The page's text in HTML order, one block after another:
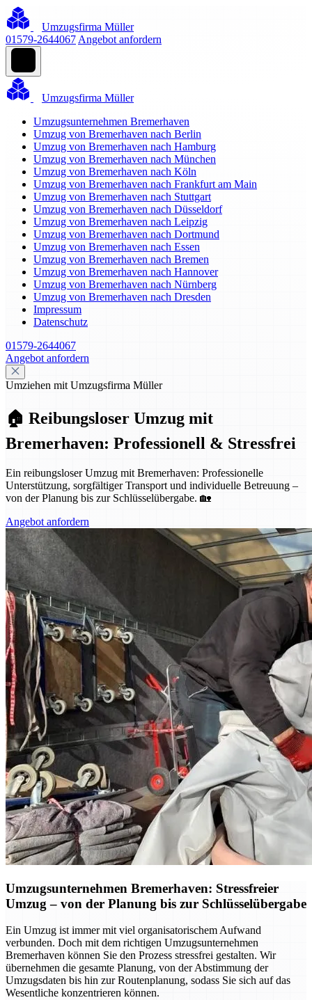
Umzugsfirma Müller
01579-2644067 Angebot anfordern
Umzugsfirma Müller
Umzugsunternehmen Bremerhaven
Umzug von Bremerhaven nach Berlin
Umzug von Bremerhaven nach Hamburg
Umzug von Bremerhaven nach München
Umzug von Bremerhaven nach Köln
Umzug von Bremerhaven nach Frankfurt am Main
Umzug von Bremerhaven nach Stuttgart
Umzug von Bremerhaven nach Düsseldorf
Umzug von Bremerhaven nach Leipzig
Umzug von Bremerhaven nach Dortmund
Umzug von Bremerhaven nach Essen
Umzug von Bremerhaven nach Bremen
Umzug von Bremerhaven nach Hannover
Umzug von Bremerhaven nach Nürnberg
Umzug von Bremerhaven nach Dresden
Impressum
Datenschutz
01579-2644067
Angebot anfordern
Umziehen mit Umzugsfirma Müller
🏠 Reibungsloser Umzug mit
Bremerhaven: Professionell & Stressfrei
Ein reibungsloser Umzug mit Bremerhaven: Professionelle
Unterstützung, sorgfältiger Transport und individuelle Betreuung –
von der Planung bis zur Schlüsselübergabe. 🏡
Angebot anfordern
Umzugsunternehmen Bremerhaven: Stressfreier
Umzug – von der Planung bis zur Schlüsselübergabe
Ein Umzug ist immer mit viel organisatorischem Aufwand
verbunden. Doch mit dem richtigen Umzugsunternehmen
Bremerhaven können Sie den Prozess stressfrei gestalten. Wir
übernehmen die gesamte Planung, von der Abstimmung der
Umzugsdaten bis hin zur Routenplanung, sodass Sie sich auf das
Wesentliche konzentrieren können.